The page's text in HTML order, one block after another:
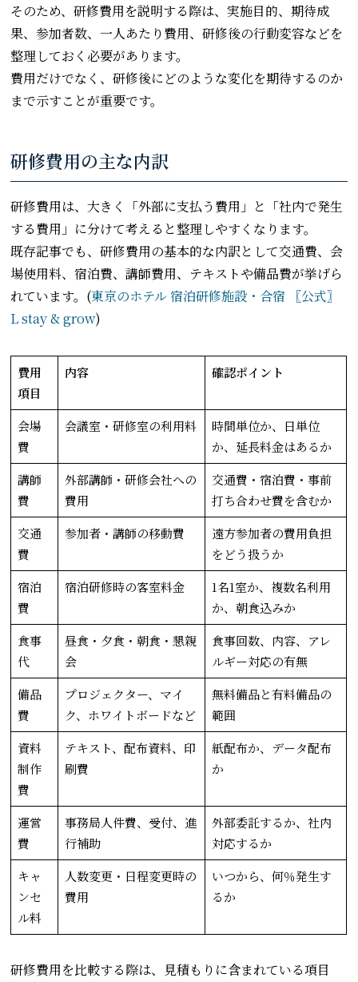
そのため、研修費用を説明する際は、実施目的、期待成
果、参加者数、一人あたり費用、研修後の行動変容などを
整理しておく必要があります。
費用だけでなく、研修後にどのような変化を期待するのか
まで示すことが重要です。
研修費用の主な内訳
研修費用は、大きく「外部に支払う費用」と「社内で発生
する費用」に分けて考えると整理しやすくなります。
既存記事でも、研修費用の基本的な内訳として交通費、会
場使用料、宿泊費、講師費用、テキストや備品費が挙げら
れています。(東京のホテル 宿泊研修施設・合宿 〖公式〗
L stay & grow)
費用
項目
内容 確認ポイント
会場
費
会議室・研修室の利用料
時間単位か、日単位
か、延長料金はあるか
講師
費
外部講師・研修会社への
費用
交通費・宿泊費・事前
打ち合わせ費を含むか
交通
費
参加者・講師の移動費
遠方参加者の費用負担
をどう扱うか
宿泊
費
宿泊研修時の客室料金
1名1室か、複数名利用
か、朝食込みか
食事
代
昼食・夕食・朝食・懇親
会
食事回数、内容、アレ
ルギー対応の有無
備品
費
プロジェクター、マイ
ク、ホワイトボードなど
無料備品と有料備品の
範囲
資料
制作
費
テキスト、配布資料、印
刷費
紙配布か、データ配布
か
運営
費
事務局人件費、受付、進
行補助
外部委託するか、社内
対応するか
キャ
ンセ
ル料
人数変更・日程変更時の
費用
いつから、何％発生す
るか
研修費用を比較する際は、見積もりに含まれている項目